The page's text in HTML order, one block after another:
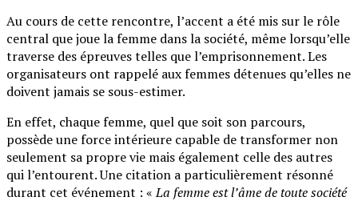
Au cours de cette rencontre, l’accent a été mis sur le rôle
central que joue la femme dans la société, même lorsqu’elle
traverse des épreuves telles que l’emprisonnement. Les
organisateurs ont rappelé aux femmes détenues qu’elles ne
doivent jamais se sous-estimer.
En effet, chaque femme, quel que soit son parcours,
possède une force intérieure capable de transformer non
seulement sa propre vie mais également celle des autres
qui l’entourent. Une citation a particulièrement résonné
durant cet événement : «La femme est l’âme de toute société